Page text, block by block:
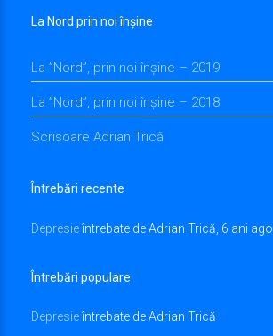
La Nord prin noi înșine
La ”Nord”, prin noi înșine – 2019
La ”Nord”, prin noi înșine – 2018
Scrisoare Adrian Trică
Întrebări recente
Depresieîntrebate de Adrian Trică, 6 ani ago.
Întrebări populare
Depresieîntrebate de Adrian Trică